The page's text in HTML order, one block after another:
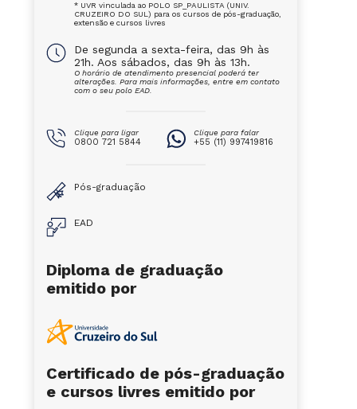
* UVR vinculada ao POLO SP_PAULISTA (UNIV.
CRUZEIRO DO SUL) para os cursos de pós-graduação,
extensão e cursos livres
De segunda a sexta-feira, das 9h às
21h. Aos sábados, das 9h às 13h.
O horário de atendimento presencial poderá ter
alterações. Para mais informações, entre em contato
com o seu polo EAD.
Clique para ligar
0800 721 5844
Clique para falar
+55 (11) 997419816
Pós-graduação
EAD
Diploma de graduação
emitido por
Certificado de pós-graduação
e cursos livres emitido por